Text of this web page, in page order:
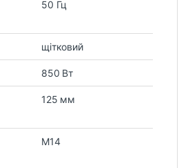
50 Гц
щітковий
850 Вт
125 мм
М14